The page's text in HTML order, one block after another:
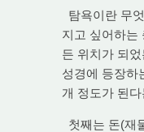
탐욕이란 무
지고 싶어하는
든 위치가 되
성경에 등장하
개 정도가 된
첫째는 돈(재